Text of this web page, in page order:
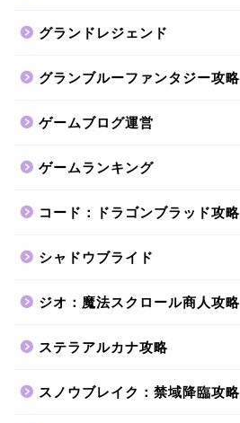
グランドレジェンド
グランブルーファンタジー攻略
ゲームブログ運営
ゲームランキング
コード：ドラゴンブラッド攻略
シャドウブライド
ジオ：魔法スクロール商人攻略
ステラアルカナ攻略
スノウブレイク：禁域降臨攻略